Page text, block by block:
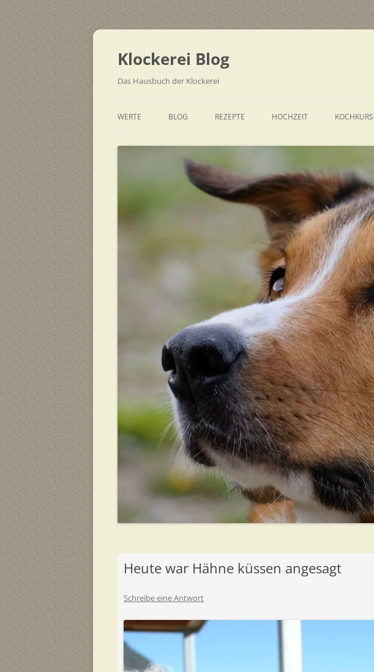
Zum
springen
Klockerei Blog
Das Hausbuch der Klockerei
WERTE BLOG REZEPTE
EINFACH
HOCHZEIT
Heute war Hähne küssen angesagt
Schreibe eine Antwort